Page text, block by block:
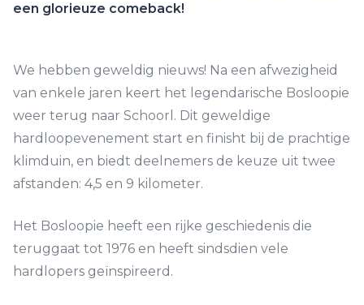
een glorieuze comeback!
We hebben geweldig nieuws! Na een afwezigheid
van enkele jaren keert het legendarische Bosloopie
weer terug naar Schoorl. Dit geweldige
hardloopevenement start en finisht bij de prachtige
klimduin, en biedt deelnemers de keuze uit twee
afstanden: 4,5 en 9 kilometer.
Het Bosloopie heeft een rijke geschiedenis die
teruggaat tot 1976 en heeft sindsdien vele
hardlopers geïnspireerd.